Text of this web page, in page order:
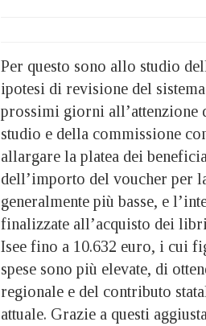
Per questo sono allo studio
ipotesi di revisione del
prossimi giorni
studio e della commissione
allargare la platea dei
dell’importo del voucher per
generalmente più basse, e
finalizzate all’acquisto dei
Isee fino a 10.632 euro, i cui
spese sono più elevate, di
regionale e del contributo
attuale. Grazie a questi